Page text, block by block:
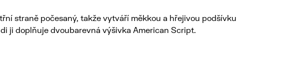
straně počesaný, takže vytváří měkkou a hřejivou podšívku
ji doplňuje dvoubarevná výšivka American Script.